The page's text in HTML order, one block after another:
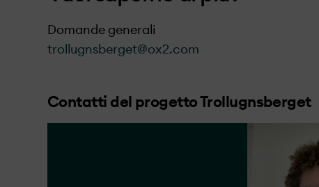
modo adeguato.
Modulo da
Domande generali
trollugnsberget@ox2.com
Contatti del progetto Trollugnsberget